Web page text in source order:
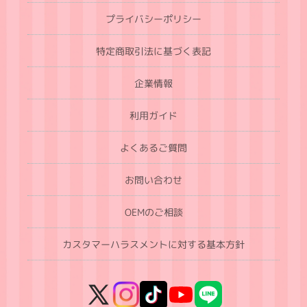
プライバシーポリシー
特定商取引法に基づく表記
企業情報
利用ガイド
よくあるご質問
お問い合わせ
OEMのご相談
カスタマーハラスメントに対する基本方針
X InstagramTikTokYouTubeLINE